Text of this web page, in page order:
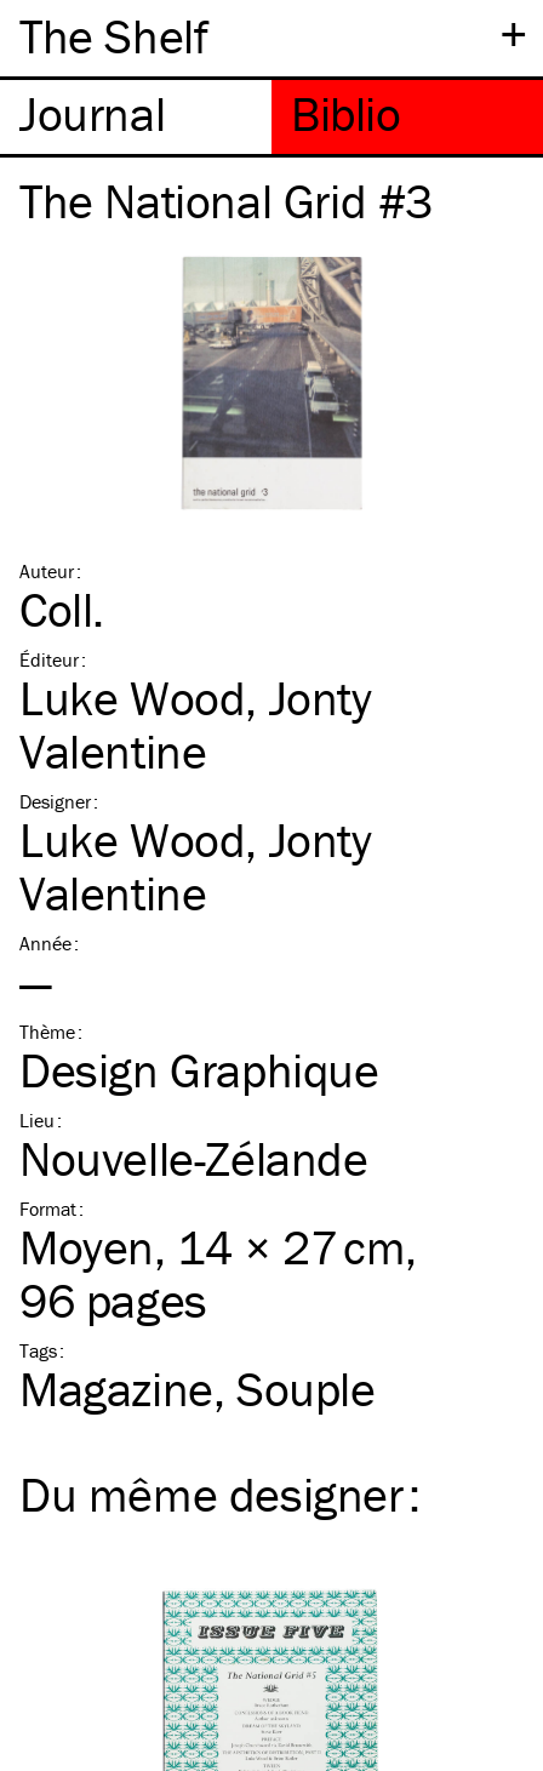
+
The Shelf
The National Grid #3
Auteur:
Coll.
Éditeur:
Luke Wood, Jonty
Valentine
Designer:
Luke Wood, Jonty
Valentine
Année:
—
Thème:
Design Graphique
Lieu :
Nouvelle-Zélande
Format:
Moyen, 14 × 27 cm,
96 pages
Tags:
Magazine Souple
Du même designer: